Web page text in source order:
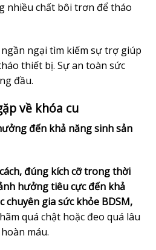
nhiều chất bôi trơn để tháo
ngại tìm kiếm sự trợ giúp
thiết bị. Sự an toàn sức
đầu.
về khóa cu
đến khả năng sinh sản
đúng kích cỡ trong thời
hưởng tiêu cực đến khả
chuyên gia sức khỏe BDSM,
quá chật hoặc đeo quá lâu
máu.